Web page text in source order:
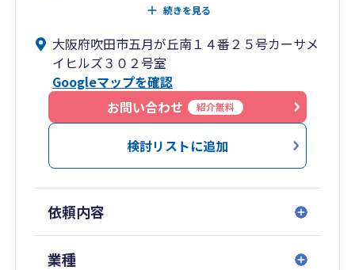
日本で有数の補助金採択率を誇る“経営革新等支
援機関推進協議会”に加盟しておりますので、その
助言を仰ぎながらサポートさせていただきます。
大阪市営地下鉄御堂筋線「江坂駅」1番出口より
まずはお気軽にお問合せください。
また、個人のご相談者様に対しては、相続・贈与
相談など、幅広く対応をさせていただきます。
続きを見る
大阪府吹田市五月が丘南１４番２５号カーサメ
イヒルズ３０２号室
Googleマップを確認
お問い合わせ
紹介無料
検討リストに追加
依頼内容
業種